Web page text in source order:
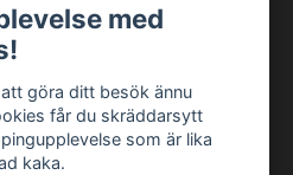
med
göra ditt besök ännu
får du skräddarsytt
som är lika
kaka.